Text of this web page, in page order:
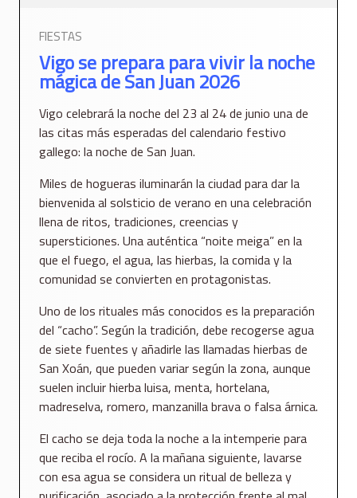
FIESTAS
Vigo se prepara para vivir la noche
mágica de San Juan 2026
Vigo celebrará la noche del 23 al 24 de junio una de
las citas más esperadas del calendario festivo
gallego: la noche de San Juan.
Miles de hogueras iluminarán la ciudad para dar la
bienvenida al solsticio de verano en una celebración
llena de ritos, tradiciones, creencias y
supersticiones. Una auténtica “noite meiga” en la
que el fuego, el agua, las hierbas, la comida y la
comunidad se convierten en protagonistas.
Uno de los rituales más conocidos es la preparación
del “cacho”. Según la tradición, debe recogerse agua
de siete fuentes y añadirle las llamadas hierbas de
San Xoán, que pueden variar según la zona, aunque
suelen incluir hierba luisa, menta, hortelana,
madreselva, romero, manzanilla brava o falsa árnica.
El cacho se deja toda la noche a la intemperie para
que reciba el rocío. A la mañana siguiente, lavarse
con esa agua se considera un ritual de belleza y